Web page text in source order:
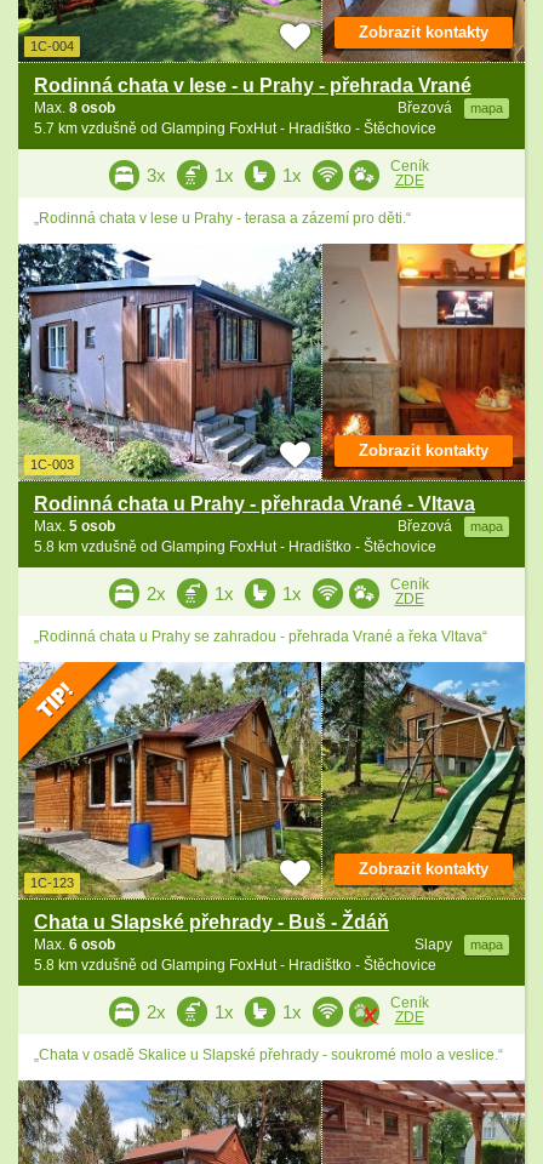
1C-004
Rodinná chata v lese - u Prahy - přehrada Vrané
Březová mapa
Max. 8 osob
5.7 km vzdušně od Glamping FoxHut - Hradištko - Štěchovice
Zobrazit kontakty
3x 1x 1x
Ceník
ZDE
„Rodinná chata v lese u Prahy - terasa a zázemí pro děti.“
1C-003
Rodinná chata u Prahy - přehrada Vrané - Vltava
Březová mapa
Max. 5 osob
5.8 km vzdušně od Glamping FoxHut - Hradištko - Štěchovice
Zobrazit kontakty
2x 1x 1x
Ceník
ZDE
„Rodinná chata u Prahy se zahradou - přehrada Vrané a řeka Vltava“
1C-123
Chata u Slapské přehrady - Buš - Ždáň
Slapy mapa
Max. 6 osob
5.8 km vzdušně od Glamping FoxHut - Hradištko - Štěchovice
Zobrazit kontakty
2x 1x 1x
Ceník
ZDE
„Chata v osadě Skalice u Slapské přehrady - soukromé molo a veslice.“